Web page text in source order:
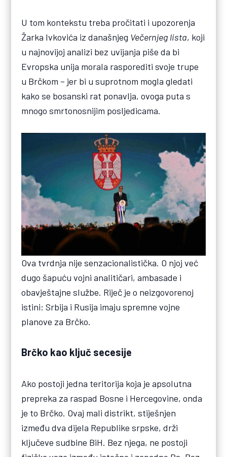
U tom kontekstu treba pročitati i upozorenja
Žarka Ivkovića iz današnjeg Večernjeg lista, koji
u najnovijoj analizi bez uvijanja piše da bi
Evropska unija morala rasporediti svoje trupe
u Brčkom – jer bi u suprotnom mogla gledati
kako se bosanski rat ponavlja, ovoga puta s
mnogo smrtonosnijim posljedicama.
Ova tvrdnja nije senzacionalistička. O njoj već
dugo šapuću vojni analitičari, ambasade i
obavještajne službe. Riječ je o neizgovorenoj
istini: Srbija i Rusija imaju spremne vojne
planove za Brčko.
Brčko kao ključ secesije
Ako postoji jedna teritorija koja je apsolutna
prepreka za raspad Bosne i Hercegovine, onda
je to Brčko. Ovaj mali distrikt, stiješnjen
između dva dijela Republike srpske, drži
ključeve sudbine BiH. Bez njega, ne postoji